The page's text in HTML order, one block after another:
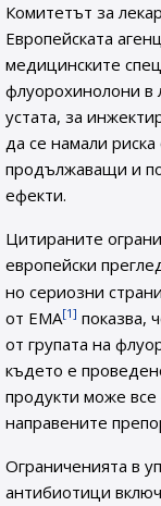
Комитетът за
Европейската
медицинските
флуорохинолони в
устата, за
да се намали
продължаващи и
ефекти.
Цитираните
европейски
но сериозни
от ЕМА[1] показва,
от групата на
където е
продукти може
направените
Ограниченията в
антибиотици